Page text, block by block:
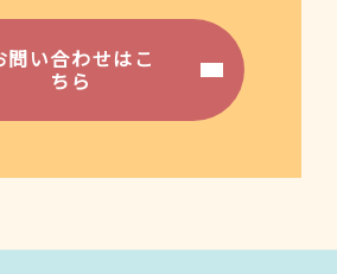
問い合わせはこ
ちら